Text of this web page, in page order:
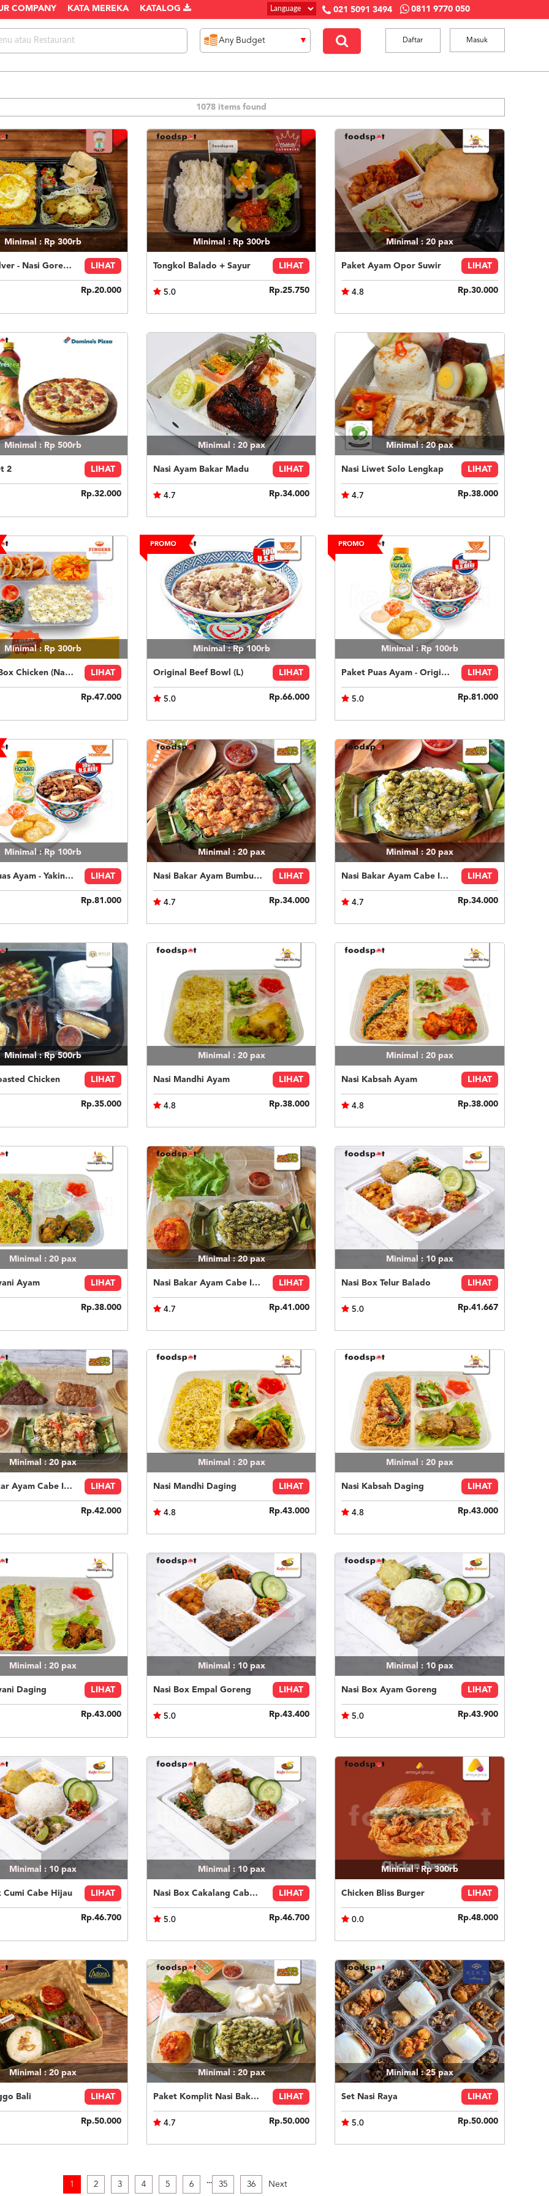
COMPANY KATA MEREKA KATALOG 021 5091 3494 0811 9770 050
Masuk
Daftar
1078 items found
Minimal : Rp 300rb
Paket Silver - Nasi Goreng Nanas Geprek Mozza LIHAT
Rp.20.000
Minimal : Rp 300rb
Tongkol Balado + Sayur LIHAT
5.0 Rp.25.750
Minimal : 20pax
Paket Ayam Opor Suwir LIHAT
4.8 Rp.30.000
Minimal : Rp 500rb
2 LIHAT
Rp.32.000
Minimal : 20 pax
Nasi Ayam Bakar Madu LIHAT
4.7 Rp.34.000
Minimal : 20pax
Nasi Liwet Solo Lengkap LIHAT
4.7 Rp.38.000
Minimal : Rp 300rb
Fingers Box Chicken (Nasi Putih) Silky Pudding LIHAT
Rp.47.000
Minimal : Rp 100rb
Original Beef Bowl (L) LIHAT
5.0 Rp.66.000
Minimal : Rp 100rb
Paket Puas Ayam - Original Beef Paket Puas (R) LIHAT
5.0 Rp.81.000
Minimal : Rp 100rb
Paket Puas Ayam - Yakiniku Beef Paket Puas (R) LIHAT
Rp.81.000
Minimal : 20 pax
Nasi Bakar Ayam Bumbu Bali + Kerupuk LIHAT
4.7 Rp.34.000
Minimal : 20pax
Nasi Bakar Ayam Cabe Ijo + Kerupuk LIHAT
4.7 Rp.34.000
Minimal : Rp 500rb
Chicken LIHAT
Rp.35.000
Minimal : 20 pax
Nasi Mandhi Ayam LIHAT
4.8 Rp.38.000
Minimal : 20 pax
Nasi Kabsah Ayam LIHAT
4.8 Rp.38.000
Minimal : 20 pax
Ayam LIHAT
Rp.38.000
Minimal : 20pax
Nasi Bakar Ayam Cabe Ijo + Telor Balado LIHAT
4.7 Rp.41.000
Minimal : 10 pax
Nasi Box Telur Balado LIHAT
5.0 Rp.41.667
Minimal : 20pax
Nasi Bakar Ayam Cabe Ijo + Tahu Tempe LIHAT
Rp.42.000
Minimal : 20 pax
Nasi Mandhi Daging LIHAT
4.8 Rp.43.000
Minimal : 20 pax
Nasi Kabsah Daging LIHAT
4.8 Rp.43.000
Minimal : 20 pax
Daging LIHAT
Rp.43.000
Minimal : 10 pax
Nasi Box Empal Goreng LIHAT
5.0 Rp.43.400
Minimal : 10 pax
Nasi Box Ayam Goreng LIHAT
5.0 Rp.43.900
Minimal : 10 pax
Cumi Cabe Hijau LIHAT
Rp.46.700
Minimal : 10 pax
Nasi Box Cakalang Cabe Hijau LIHAT
5.0 Rp.46.700
Minimal : Rp 300rb
Chicken Bliss Burger LIHAT
0.0 Rp.48.000
Minimal : 20pax
Bali LIHAT
Rp.50.000
Minimal : 20pax
Paket Komplit Nasi Bakar Ayam Cabe Ijo LIHAT
4.7 Rp.50.000
Minimal : 25pax
Set Nasi Raya LIHAT
5.0 Rp.50.000
1 2 3 4 5 6 ... 35 36 Next